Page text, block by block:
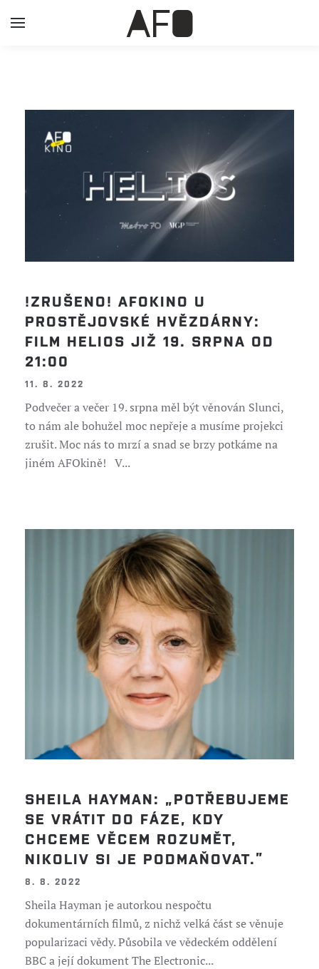
!ZRUŠENO! AFOKINO U
PROSTĚJOVSKÉ HVĚZDÁRNY:
FILM HELIOS JIŽ 19. SRPNA OD
21:00
11. 8. 2022
Podvečer a večer 19. srpna měl být věnován Slunci,
to nám ale bohužel moc nepřeje a musíme projekci
zrušit. Moc nás to mrzí a snad se brzy potkáme na
jiném AFOkině! V...
SHEILA HAYMAN: „POTŘEBUJEME
SE VRÁTIT DO FÁZE, KDY
CHCEME VĚCEM ROZUMĚT,
NIKOLIV SI JE PODMAŇOVAT.”
8. 8. 2022
Sheila Hayman je autorkou nespočtu
dokumentárních filmů, z nichž velká část se věnuje
popularizaci vědy. Působila ve vědeckém oddělení
BBC a její dokument The Electronic...